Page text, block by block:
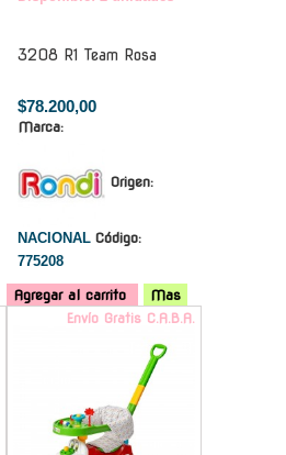
3208 R1 Team Rosa
$78.200,00
Marca:
Origen:
NACIONAL Código:
775208
Agregar al carrito
Mas
Envío Gratis C.A.B.A.